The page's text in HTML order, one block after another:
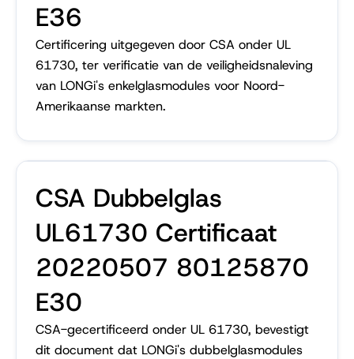
E36
Certificering uitgegeven door CSA onder UL
61730, ter verificatie van de veiligheidsnaleving
van LONGi's enkelglasmodules voor Noord-
Amerikaanse markten.
CSA Dubbelglas
UL61730 Certificaat
20220507 80125870
E30
CSA-gecertificeerd onder UL 61730, bevestigt
dit document dat LONGi's dubbelglasmodules